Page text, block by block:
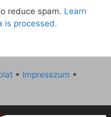
reduce spam. Learn
is processed.
• Impresszum •